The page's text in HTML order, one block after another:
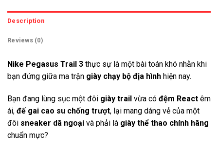
Description
Reviews (0)
Nike Pegasus Trail 3 thực sự là một bài toán khó nhằn khi
bạn đứng giữa ma trận giày chạy bộ địa hình hiện nay.
Bạn đang lùng sục một đôi giày trail vừa có đệm React êm
ái, đế gai cao su chống trượt, lại mang dáng vẻ của một
đôi sneaker dã ngoại và phải là giày thể thao chính hãng
chuẩn mực?